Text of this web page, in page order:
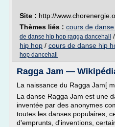
Site : http://
Thèmes liés : cours de
de danse hip hop ragga dancehall
/
hip hop / cours de danse hip
hop dancehall
Ragga Jam —
La naissance du Ragga Jam[
La danse Ragga Jam est une
inventée par des anonymes
toutes les danses populaires,
d'emprunts, d'inventions,